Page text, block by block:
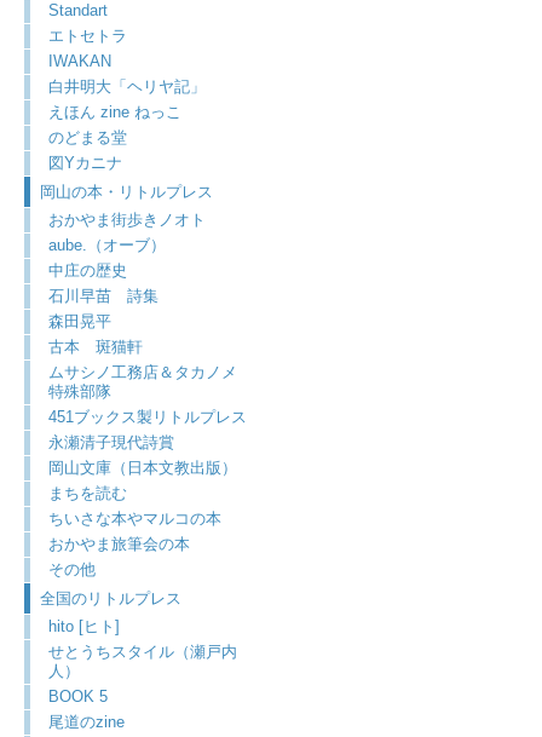
Standart
エトセトラ
IWAKAN
白井明大「ヘリヤ記」
えほん zine ねっこ
のどまる堂
図Yカニナ
岡山の本・リトルプレス
おかやま街歩きノオト
aube.（オーブ）
中庄の歴史
石川早苗 詩集
森田晃平
古本 斑猫軒
ムサシノ工務店＆タカノメ
特殊部隊
451ブックス製リトルプレス
永瀬清子現代詩賞
岡山文庫（日本文教出版）
まちを読む
ちいさな本やマルコの本
おかやま旅筆会の本
その他
全国のリトルプレス
hito [ヒト]
せとうちスタイル（瀬戸内
人）
BOOK 5
尾道のzine